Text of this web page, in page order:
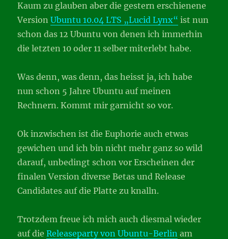
Kaum zu glauben aber die gestern erschienene
VersionUbuntu 10.04 LTS „Lucid Lynx“ ist nun
schon das 12 Ubuntu von denen ich immerhin
die letzten 10 oder 11 selber miterlebt habe.
Was denn, was denn, das heisst ja, ich habe
nun schon 5 Jahre Ubuntu auf meinen
Rechnern. Kommt mir garnicht so vor.
Ok inzwischen ist die Euphorie auch etwas
gewichen und ich bin nicht mehr ganz so wild
darauf, unbedingt schon vor Erscheinen der
finalen Version diverse Betas und Release
Candidates auf die Platte zu knalln.
Trotzdem freue ich mich auch diesmal wieder
auf dieReleaseparty von Ubuntu-Berlin am